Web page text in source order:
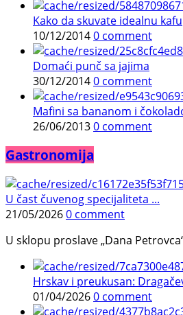
Kako da skuvate idealnu kafu
10/12/20140 comment
Domaći punč sa jajima
30/12/20140 comment
Mafini sa bananom i
26/06/20130 comment
Gastronomija
U čast čuvenog specijaliteta ...
21/05/20260 comment
U sklopu proslave „Dana
Hrskav i preukusan:
01/04/20260 comment